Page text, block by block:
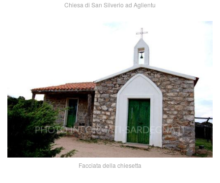
Chiesa di San Silverio ad Aglientu
Facciata della chiesetta